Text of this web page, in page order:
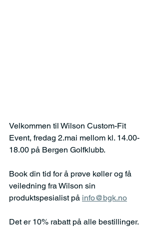
Velkommen til Wilson Custom-Fit
Event, fredag 2.mai mellom kl. 14.00-
18.00 på Bergen Golfklubb.
Book din tid for å prøve køller og få
veiledning fra Wilson sin
produktspesialist på info@bgk.no
Det er 10% rabatt på alle bestillinger.